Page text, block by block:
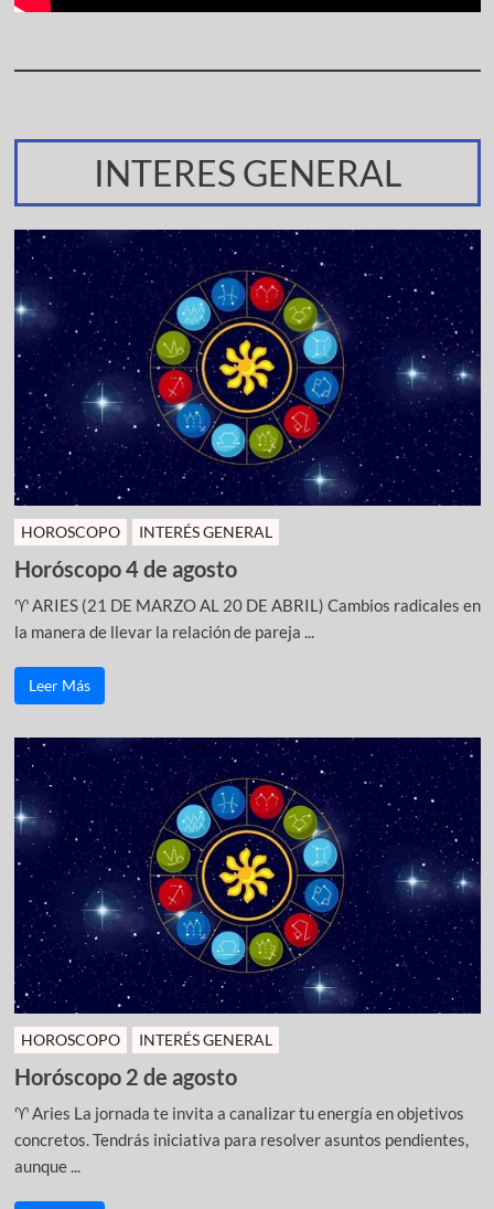
INTERES GENERAL
HOROSCOPO INTERÉS GENERAL
Horóscopo 4 de agosto
♈ ARIES (21 DE MARZO AL 20 DE ABRIL) Cambios radicales en
la manera de llevar la relación de pareja ...
Leer Más
HOROSCOPO INTERÉS GENERAL
Horóscopo 2 de agosto
♈ Aries La jornada te invita a canalizar tu energía en objetivos
concretos. Tendrás iniciativa para resolver asuntos pendientes,
aunque ...